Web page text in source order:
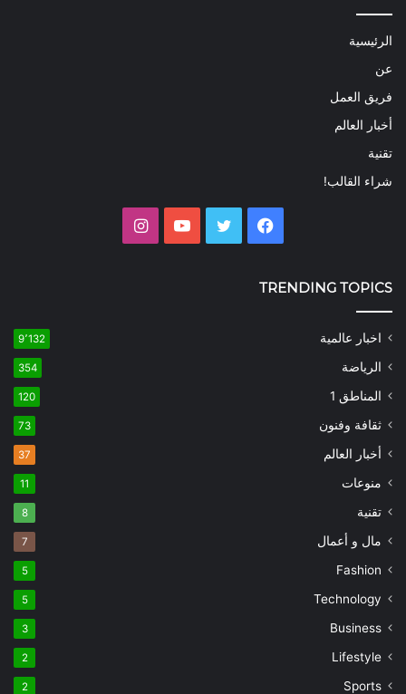
الرئيسية
عن
فريق العمل
أخبار العالم
تقنية
شراء القالب!
فيسبوك تويتر يوتيوب
TRENDING TOPICS
اخبار عالمية 9٬132
الرياضة 354
المناطق 1 120
ثقافة وفنون 73
أخبار العالم 37
منوعات 11
تقنية 8
مال و أعمال 7
Fashion
5
Technology
5
Business
3
Lifestyle
2
Sports
2